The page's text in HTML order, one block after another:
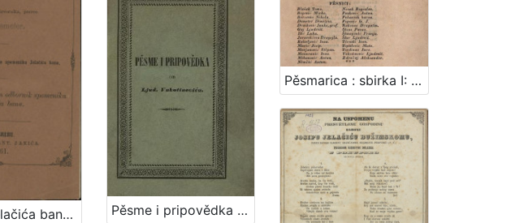
Piesme Jelačića bana / u stihomierju izvornika, preveo Demeter Pěsme i pripovědka / od Ljud. Vukotinovića
Pěsmarica : sbirka I: pěsme domorodne / izdane po D.R. i L.V.